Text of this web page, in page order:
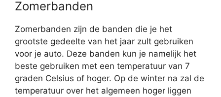
Zomerbanden
Zomerbanden zijn de banden die je het
grootste gedeelte van het jaar zult gebruiken
voor je auto. Deze banden kun je namelijk het
beste gebruiken met een temperatuur van 7
graden Celsius of hoger. Op de winter na zal de
temperatuur over het algemeen hoger liggen